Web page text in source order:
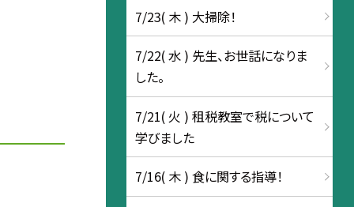
7/23( 木 ) 大掃除！
7/22( 水 ) 先生、お世話になりま
した。
7/21( 火 ) 租税教室で税について
学びました
7/16( 木 ) 食に関する指導！